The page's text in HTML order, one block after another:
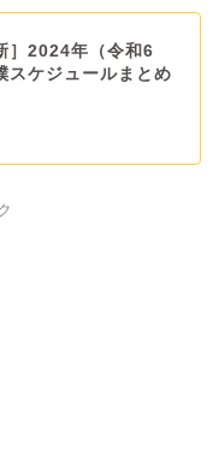
］2024年（令和6
スケジュールまとめ